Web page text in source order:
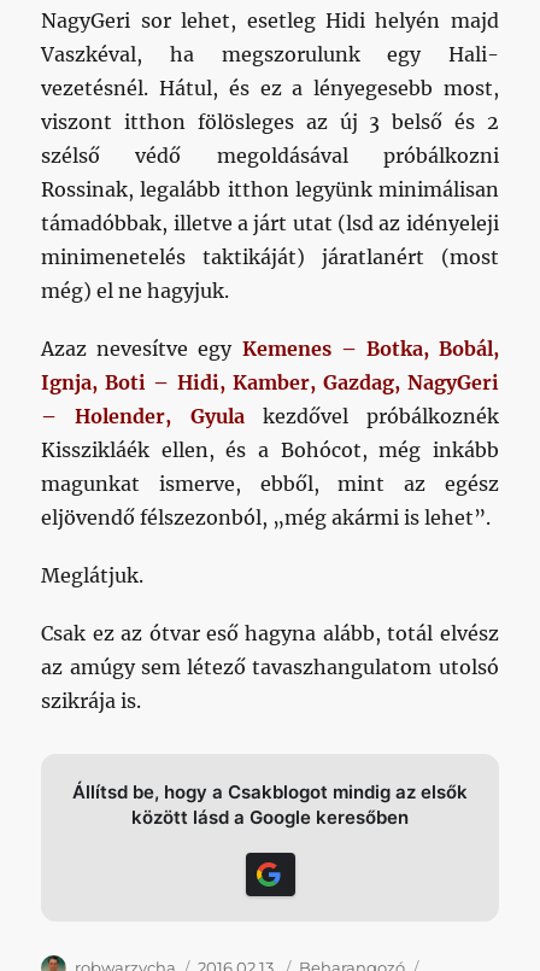
NagyGeri sor lehet, esetleg Hidi helyén majd
Vaszkéval, ha megszorulunk egy Hali-
vezetésnél. Hátul, és ez a lényegesebb most,
viszont itthon fölösleges az új 3 belső és 2
szélső védő megoldásával próbálkozni
Rossinak, legalább itthon legyünk minimálisan
támadóbbak, illetve a járt utat (lsd az idényeleji
minimenetelés taktikáját) járatlanért (most
még) el ne hagyjuk.
Azaz nevesítve egy Kemenes – Botka, Bobál,
Ignja, Boti – Hidi, Kamber, Gazdag, NagyGeri
– Holender, Gyulakezdővel próbálkoznék
Kisszikláék ellen, és a Bohócot, még inkább
magunkat ismerve, ebből, mint az egész
eljövendő félszezonból, „még akármi is lehet”.
Meglátjuk.
Csak ez az ótvar eső hagyna alább, totál elvész
az amúgy sem létező tavaszhangulatom utolsó
szikrája is.
Állítsd be, hogy a Csakblogot mindig az elsők
között lásd a Google keresőben
Szerző Közzétéve Kategória